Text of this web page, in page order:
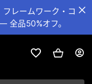
レームワーク・コ
全品50%オフ。